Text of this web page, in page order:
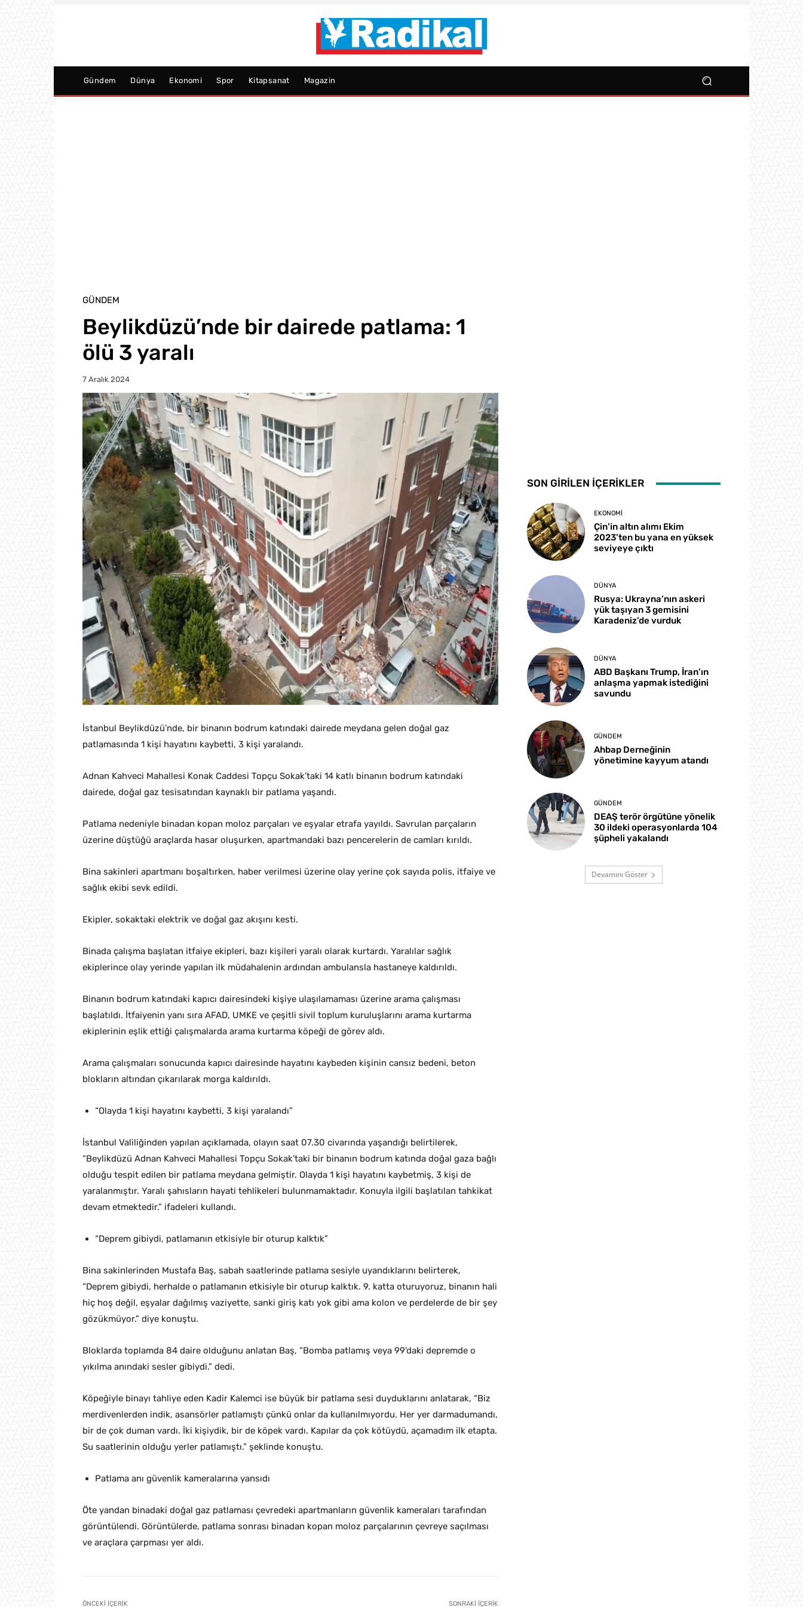
Gündem Dünya Ekonomi Spor Kitapsanat Magazin
GÜNDEM
Beylikdüzü’nde bir dairede patlama: 1
ölü 3 yaralı
7 Aralık 2024
İstanbul Beylikdüzü’nde, bir binanın bodrum katındaki dairede meydana gelen doğal gaz
patlamasında 1 kişi hayatını kaybetti, 3 kişi yaralandı.
Adnan Kahveci Mahallesi Konak Caddesi Topçu Sokak’taki 14 katlı binanın bodrum katındaki
dairede, doğal gaz tesisatından kaynaklı bir patlama yaşandı.
Patlama nedeniyle binadan kopan moloz parçaları ve eşyalar etrafa yayıldı. Savrulan parçaların
üzerine düştüğü araçlarda hasar oluşurken, apartmandaki bazı pencerelerin de camları kırıldı.
Bina sakinleri apartmanı boşaltırken, haber verilmesi üzerine olay yerine çok sayıda polis, itfaiye ve
sağlık ekibi sevk edildi.
Ekipler, sokaktaki elektrik ve doğal gaz akışını kesti.
Binada çalışma başlatan itfaiye ekipleri, bazı kişileri yaralı olarak kurtardı. Yaralılar sağlık
ekiplerince olay yerinde yapılan ilk müdahalenin ardından ambulansla hastaneye kaldırıldı.
Binanın bodrum katındaki kapıcı dairesindeki kişiye ulaşılamaması üzerine arama çalışması
başlatıldı. İtfaiyenin yanı sıra AFAD, UMKE ve çeşitli sivil toplum kuruluşlarını arama kurtarma
ekiplerinin eşlik ettiği çalışmalarda arama kurtarma köpeği de görev aldı.
Arama çalışmaları sonucunda kapıcı dairesinde hayatını kaybeden kişinin cansız bedeni, beton
blokların altından çıkarılarak morga kaldırıldı.
“Olayda 1 kişi hayatını kaybetti, 3 kişi yaralandı”
İstanbul Valiliğinden yapılan açıklamada, olayın saat 07.30 civarında yaşandığı belirtilerek,
“Beylikdüzü Adnan Kahveci Mahallesi Topçu Sokak’taki bir binanın bodrum katında doğal gaza bağlı
olduğu tespit edilen bir patlama meydana gelmiştir. Olayda 1 kişi hayatını kaybetmiş, 3 kişi de
yaralanmıştır. Yaralı şahısların hayati tehlikeleri bulunmamaktadır. Konuyla ilgili başlatılan tahkikat
devam etmektedir.” ifadeleri kullandı.
“Deprem gibiydi, patlamanın etkisiyle bir oturup kalktık”
Bina sakinlerinden Mustafa Baş, sabah saatlerinde patlama sesiyle uyandıklarını belirterek,
“Deprem gibiydi, herhalde o patlamanın etkisiyle bir oturup kalktık. 9. katta oturuyoruz, binanın hali
hiç hoş değil, eşyalar dağılmış vaziyette, sanki giriş katı yok gibi ama kolon ve perdelerde de bir şey
gözükmüyor.” diye konuştu.
Bloklarda toplamda 84 daire olduğunu anlatan Baş, “Bomba patlamış veya 99’daki depremde o
yıkılma anındaki sesler gibiydi.” dedi.
Köpeğiyle binayı tahliye eden Kadir Kalemci ise büyük bir patlama sesi duyduklarını anlatarak, “Biz
merdivenlerden indik, asansörler patlamıştı çünkü onlar da kullanılmıyordu. Her yer darmadumandı,
bir de çok duman vardı. İki kişiydik, bir de köpek vardı. Kapılar da çok kötüydü, açamadım ilk etapta.
Su saatlerinin olduğu yerler patlamıştı.” şeklinde konuştu.
Patlama anı güvenlik kameralarına yansıdı
Öte yandan binadaki doğal gaz patlaması çevredeki apartmanların güvenlik kameraları tarafından
görüntülendi. Görüntülerde, patlama sonrası binadan kopan moloz parçalarının çevreye saçılması
ve araçlara çarpması yer aldı.
ÖNCEKI İÇERIK SONRAKI İÇERIK
SON GİRİLEN İÇERİKLER
EKONOMI
Çin’in altın alımı Ekim
2023’ten bu yana en yüksek
seviyeye çıktı
DÜNYA
Rusya: Ukrayna’nın askeri
yük taşıyan 3 gemisini
Karadeniz’de vurduk
DÜNYA
ABD Başkanı Trump, İran’ın
anlaşma yapmak istediğini
savundu
GÜNDEM
Ahbap Derneğinin
yönetimine kayyum atandı
GÜNDEM
DEAŞ terör örgütüne yönelik
30 ildeki operasyonlarda 104
şüpheli yakalandı
Devamını Göster